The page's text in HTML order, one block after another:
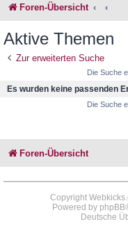
Foren-Übersicht
Aktive Themen
Zur erweiterten Suche
Die Suche
Es wurden keine passenden
Die Suche
Foren-Übersicht
Copyright
Powered by phpBB
Deutsche